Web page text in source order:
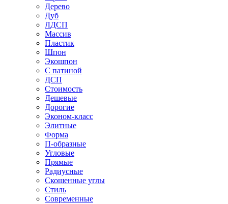
Дерево
Дуб
ЛДСП
Массив
Пластик
Шпон
Экошпон
С патиной
ДСП
Стоимость
Дешевые
Дорогие
Эконом-класс
Элитные
Форма
П-образные
Угловые
Прямые
Радиусные
Скошенные углы
Стиль
Современные